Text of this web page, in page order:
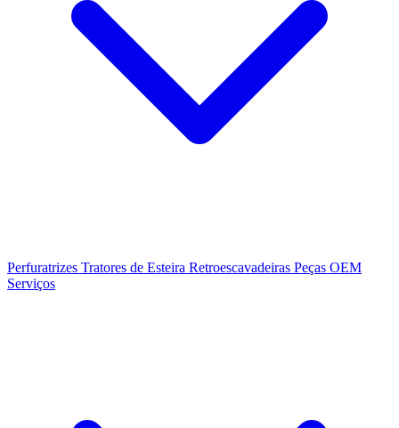
Perfuratrizes Tratores de Esteira Retroescavadeiras Peças OEM
Serviços